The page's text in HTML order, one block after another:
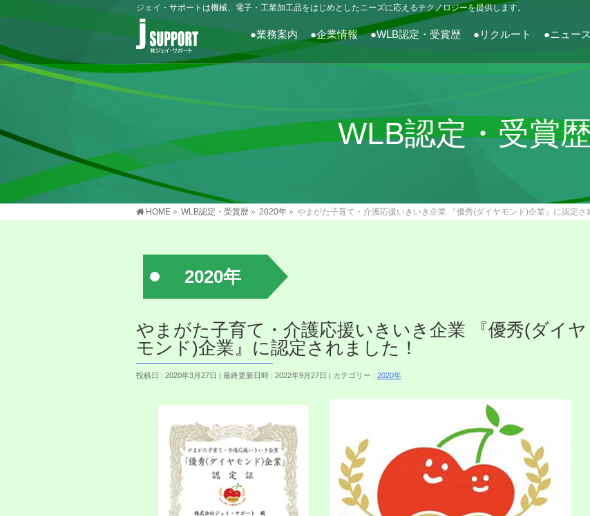
ジェイ・サポートは機械、電子・工業加工品をはじめとしたニーズに応えるテクノロジーを提供します。
●業務案内 ●企業情報 ●WLB認定・受賞歴 ●リクルート ●ニュース
WLB認定・受賞
HOME » WLB認定・受賞歴 » 2020年 » やまがた子育て・介護応援いきいき企業 『優秀(ダイヤモンド)企業』に認定さ
2020年
やまがた子育て・介護応援いきいき企業 『優秀(ダイヤ
モンド)企業』に認定されました！
投稿日 : 2020年3月27日 最終更新日時 : 2022年9月27日 カテゴリー : 2020年